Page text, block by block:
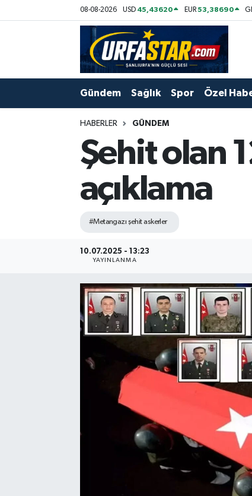
08-08-2026 USD 45,43620 EUR53,38690
Gündem Sağlık Spor Özel
HABERLER GÜNDEM
Şehit olan
açıklama
#Metangazı şehit askerler
10.07.2025 - 13:23
YAYINLANMA
Şanlıurfa Nöbetçi Eczaneler
Şanlıurfa Hava Durumu
Süper Lig Puan Durumu ve Fikstür
Tüm Manşetler
Son Dakika Haberleri
Haber Arşivi